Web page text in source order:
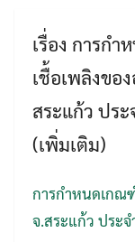
เรื่อง การก
เชื้อเพลิงขอ
สระแก้ว ปร
(เพิ่มเติม)
การกำหนดเกณ
จ.สระแก้ว ประ